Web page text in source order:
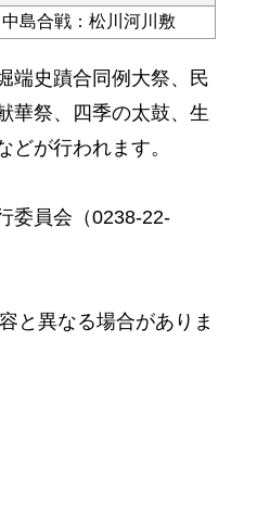
中島合戦：松川河川敷
端史蹟合同例大祭、民
華祭、四季の太鼓、生
どが行われます。
委員会（0238-22-
と異なる場合がありま